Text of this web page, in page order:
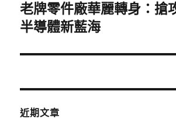
下
一
文
老牌零件廠華麗轉身：搶
半導體新藍海
近期文章